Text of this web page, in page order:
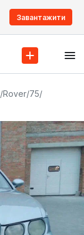
Завантажити
/Rover/75/